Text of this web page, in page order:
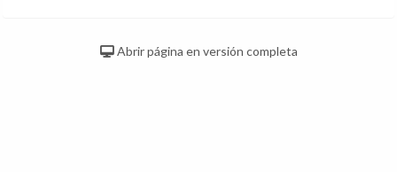
Abrir página en versión completa